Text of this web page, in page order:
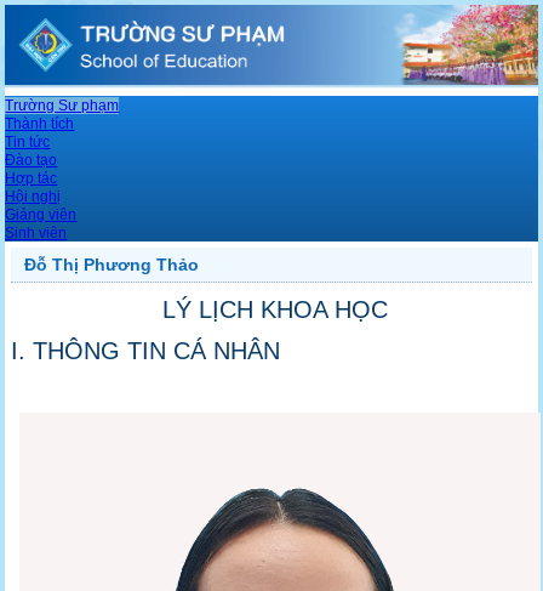
Trường Sư phạm
Thành tích
Tin tức
Đào tạo
Hợp tác
Hội nghị
Giảng viên
Sinh viên
Đỗ Thị Phương Thảo
LÝ LỊCH KHOA HỌC
I. THÔNG TIN CÁ NHÂN